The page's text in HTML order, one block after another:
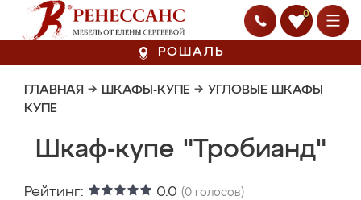
0
РОШАЛЬ
ГЛАВНАЯ → ШКАФЫ-КУПЕ → УГЛОВЫЕ ШКАФЫ
КУПЕ
Шкаф-купе "Тробианд"
Рейтинг: 0.0 (0 голосов)